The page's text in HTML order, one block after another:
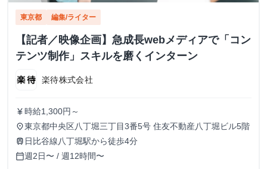
東京都 編集/ライター
【記者／映像企画】急成長webメディアで「コン
テンツ制作」スキルを磨くインターン
楽待株式会社
currency_yen 時給1,300円～
place東京都中央区八丁堀三丁目3番5号 住友不動産八丁堀ビル5階
train 日比谷線八丁堀駅から徒歩4分
calendar_today週2日〜 / 週12時間〜